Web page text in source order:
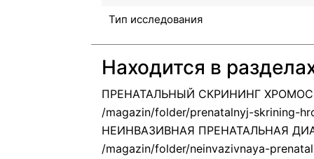
Тип исследования
Находится в
ПРЕНАТАЛЬНЫЙ СКРИНИНГ
НЕИНВАЗИВНАЯ ПРЕНАТАЛЬНАЯ